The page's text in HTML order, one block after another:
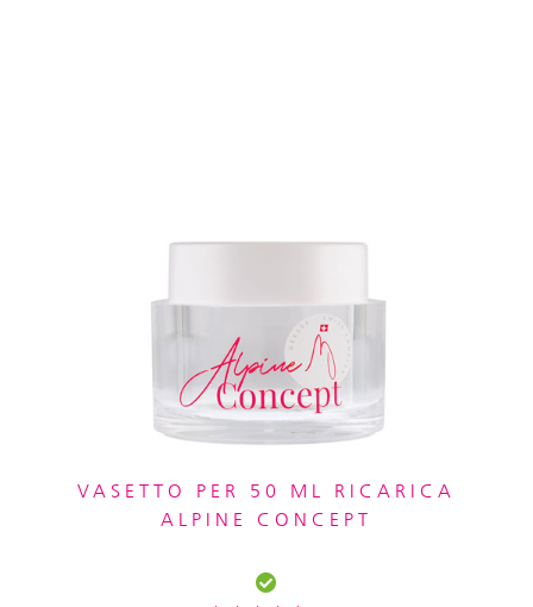
VASETTO PER 50 ML RICARICA
ALPINE CONCEPT